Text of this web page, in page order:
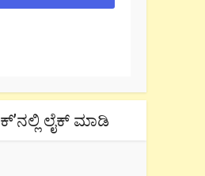
ಲೈಕ್ ಮಾಡಿ